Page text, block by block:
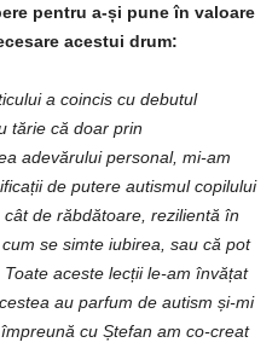
pentru a-și pune în valoare
acestui drum:
a coincis cu debutul
tărie că doar prin
adevărului personal, mi-am
de putere autismul copilului
de răbdătoare, rezilientă în
se simte iubirea, sau că pot
aceste lecții le-am învățat
au parfum de autism și-mi
cu Ștefan am co-creat